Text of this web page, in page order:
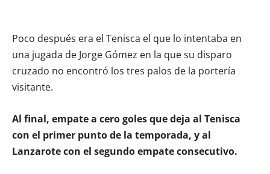
Poco después era el Tenisca el que lo intentaba en
una jugada de Jorge Gómez en la que su disparo
cruzado no encontró los tres palos de la portería
visitante.
Al final, empate a cero goles que deja al Tenisca
con el primer punto de la temporada, y al
Lanzarote con el segundo empate consecutivo.